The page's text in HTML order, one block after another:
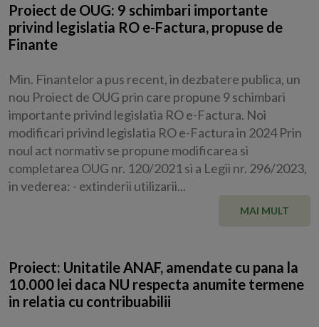
Proiect de OUG: 9 schimbari importante
privind legislatia RO e-Factura, propuse de
Finante
Min. Finantelor a pus recent, in dezbatere publica, un
nou Proiect de OUG prin care propune 9 schimbari
importante privind legislatia RO e-Factura. Noi
modificari privind legislatia RO e-Factura in 2024 Prin
noul act normativ se propune modificarea si
completarea OUG nr. 120/2021 si a Legii nr. 296/2023,
in vederea: - extinderii utilizarii...
MAI MULT
Proiect: Unitatile ANAF, amendate cu pana la
10.000 lei daca NU respecta anumite termene
in relatia cu contribuabilii